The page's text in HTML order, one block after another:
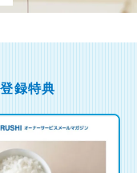
向けサービスとなります
録特典